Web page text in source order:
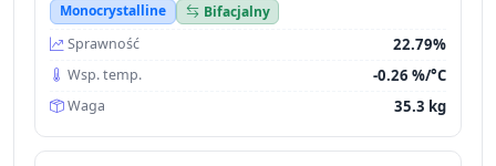
Monocrystalline
Bifacjalny
Sprawność
22.79%
Wsp. temp. -0.26 %/°C
Waga 35.3 kg